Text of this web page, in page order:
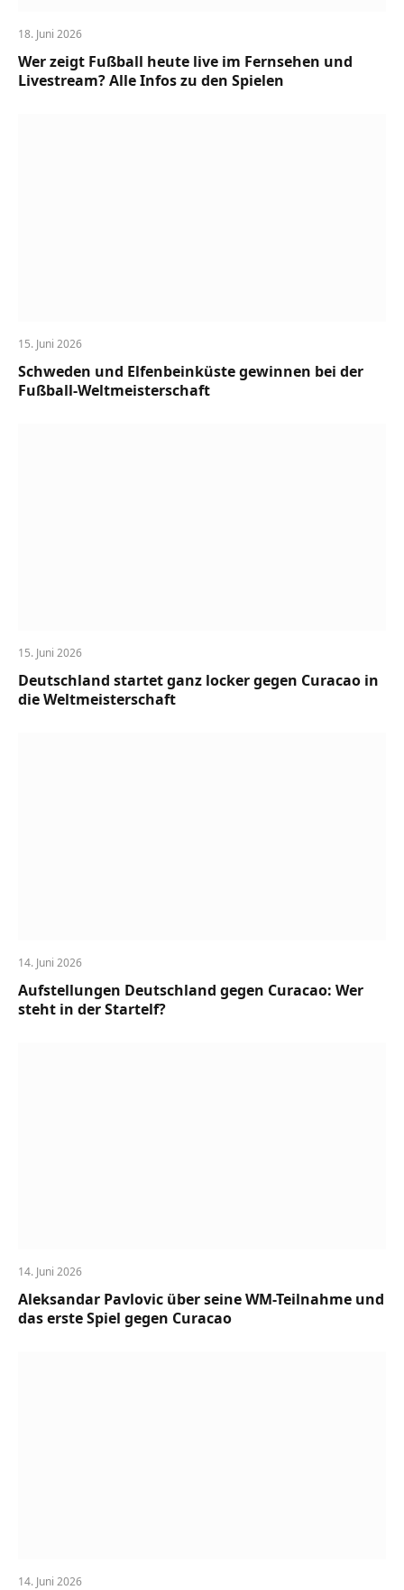
18. Juni 2026
Wer zeigt Fußball heute live im Fernsehen und
Livestream? Alle Infos zu den Spielen
15. Juni 2026
Schweden und Elfenbeinküste gewinnen bei der
Fußball-Weltmeisterschaft
15. Juni 2026
Deutschland startet ganz locker gegen Curacao in
die Weltmeisterschaft
14. Juni 2026
Aufstellungen Deutschland gegen Curacao: Wer
steht in der Startelf?
14. Juni 2026
Aleksandar Pavlovic über seine WM-Teilnahme und
das erste Spiel gegen Curacao
14. Juni 2026